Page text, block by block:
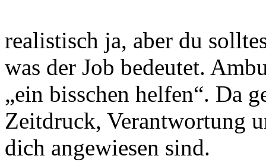
realistisch ja, aber du
was der Job bedeutet.
„ein bisschen helfen“. Da
Zeitdruck, Verantwortung
dich angewiesen sind.